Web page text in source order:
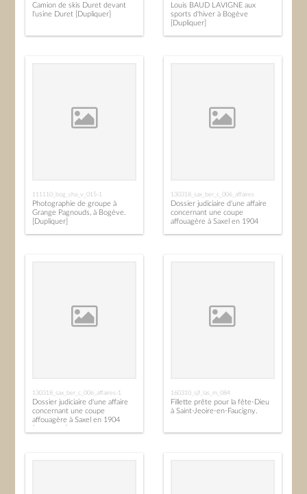
Camion de skis Duret devant
l'usine Duret [Dupliquer]
Louis BAUD LAVIGNE aux
sports d'hiver à Bogève
[Dupliquer]
111110_bog_cha_v_015-1
Photographie de groupe à
Grange Pagnouds, à Bogève.
[Dupliquer]
130318_sax_ber_c_006_affaires
Dossier judiciaire d'une affaire
concernant une coupe
affouagère à Saxel en 1904
130318_sax_ber_c_006_affaires-1
Dossier judiciaire d'une affaire
concernant une coupe
affouagère à Saxel en 1904
160310_sjf_las_m_084
Fillette prête pour la fête-Dieu
à Saint-Jeoire-en-Faucigny.